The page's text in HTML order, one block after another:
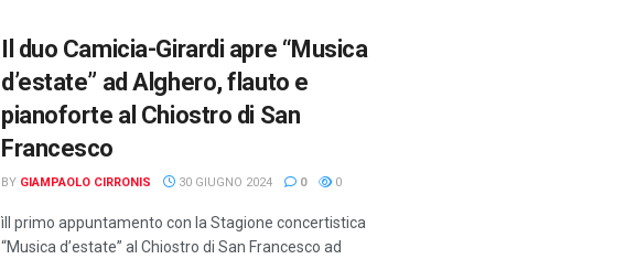
Il duo Camicia-Girardi apre “Musica
d’estate” ad Alghero, flauto e
pianoforte al Chiostro di San
Francesco
BY GIAMPAOLO CIRRONIS 30 GIUGNO 2024 0 0
ìIl primo appuntamento con la Stagione concertistica
“Musica d’estate” al Chiostro di San Francesco ad